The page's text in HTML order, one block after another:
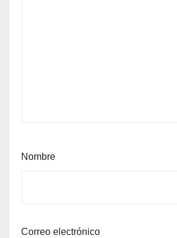
Nombre
Correo electrónico